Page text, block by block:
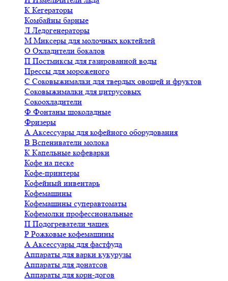
К Кегераторы
Комбайны барные
Л Ледогенераторы
М Миксеры для молочных коктейлей
О Охладители бокалов
П Постмиксы для газированной воды
Прессы для мороженого
С Соковыжималки для твердых овощей и фруктов
Соковыжималки для цитрусовых
Сокоохладители
Ф Фонтаны шоколадные
Фризеры
А Аксессуары для кофейного оборудования
В Вспениватели молока
К Капельные кофеварки
Кофе на песке
Кофе-принтеры
Кофейный инвентарь
Кофемашины
Кофемашины суперавтоматы
Кофемолки профессиональные
П Подогреватели чашек
Р Рожковые кофемашины
А Аксессуары для фастфуда
Аппараты для варки кукурузы
Аппараты для донатсов
Аппараты для корн-догов